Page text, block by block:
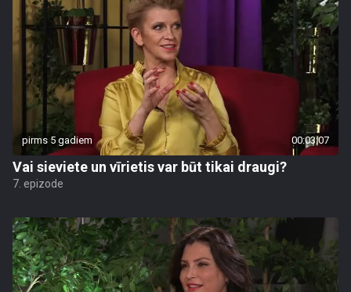
pirms 5 gadiem 00:03:07
Vai sieviete un vīrietis var būt tikai draugi?
7. epizode